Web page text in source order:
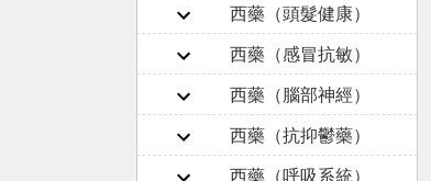
西藥（頭髮健康）
西藥（感冒抗敏）
西藥（腦部神經）
西藥（抗抑鬱藥）
西藥（呼吸系統）